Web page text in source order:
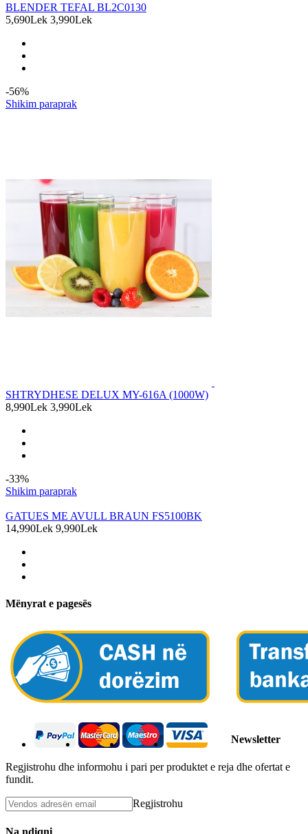
BLENDER TEFAL BL2C0130
5,690Lek 3,990Lek
-56%
Shikim paraprak
SHTRYDHESE DELUX MY-616A (1000W)
8,990Lek 3,990Lek
-33%
Shikim paraprak
GATUES ME AVULL BRAUN FS5100BK
14,990Lek 9,990Lek
Mënyrat e pagesës
Newsletter
Regjistrohu dhe informohu i pari per produktet e reja dhe ofertat e
fundit.
Regjistrohu
Na ndiqni